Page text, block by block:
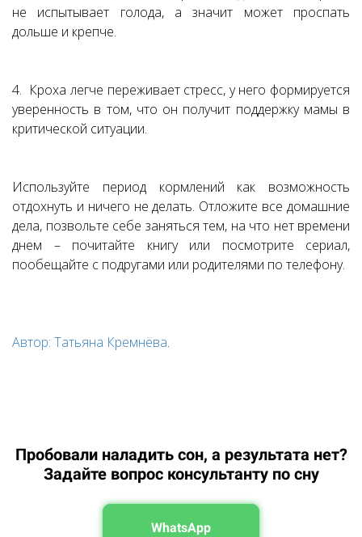
не испытывает голода, а значит может проспать
дольше и крепче.
4. Кроха легче переживает стресс, у него формируется
уверенность в том, что он получит поддержку мамы в
критической ситуации.
Используйте период кормлений как возможность
отдохнуть и ничего не делать. Отложите все домашние
дела, позвольте себе заняться тем, на что нет времени
днем – почитайте книгу или посмотрите сериал,
пообещайте с подругами или родителями по телефону.
Автор: Татьяна Кремнёва.
Пробовали наладить сон, а результата нет?
Задайте вопрос консультанту по сну
WhatsApp